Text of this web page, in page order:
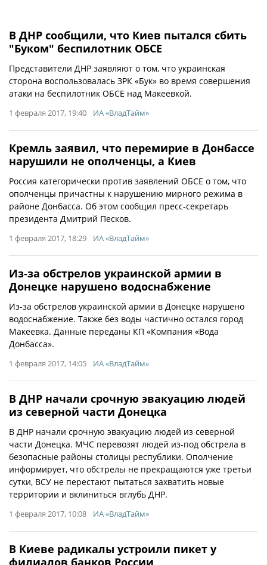
В ДНР сообщили, что Киев пытался сбить
"Буком" беспилотник ОБСЕ
Представители ДНР заявляют о том, что украинская
сторона воспользовалась ЗРК «Бук» во время совершения
атаки на беспилотник ОБСЕ над Макеевкой.
1 февраля 2017, 19:40 ИА «ВладТайм»
Кремль заявил, что перемирие в Донбассе
нарушили не ополченцы, а Киев
Россия категорически против заявлений ОБСЕ о том, что
ополченцы причастны к нарушению мирного режима в
районе Донбасса. Об этом сообщил пресс-секретарь
президента Дмитрий Песков.
1 февраля 2017, 18:29 ИА «ВладТайм»
Из-за обстрелов украинской армии в
Донецке нарушено водоснабжение
Из-за обстрелов украинской армии в Донецке нарушено
водоснабжение. Также без воды частично остался город
Макеевка. Данные переданы КП «Компания «Вода
Донбасса».
1 февраля 2017, 14:05 ИА «ВладТайм»
В ДНР начали срочную эвакуацию людей
из северной части Донецка
В ДНР начали срочную эвакуацию людей из северной
части Донецка. МЧС перевозят людей из-под обстрела в
безопасные районы столицы республики. Ополчение
информирует, что обстрелы не прекращаются уже третьи
сутки, ВСУ не перестают пытаться захватить новые
территории и вклиниться вглубь ДНР.
1 февраля 2017, 10:08 ИА «ВладТайм»
В Киеве радикалы устроили пикет у
филиалов банков России